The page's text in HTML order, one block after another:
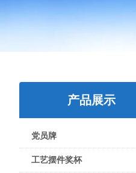
产品展示
党员牌
工艺摆件奖杯